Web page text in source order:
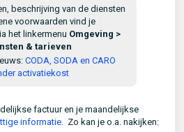
beschrijving van de diensten
voorwaarden vind je
het linkermenu Omgeving >
& tarieven
CODA, SODA en CARO
activatiekost
factuur en je maandelijkse
informatie. Zo kan je o.a. nakijken: